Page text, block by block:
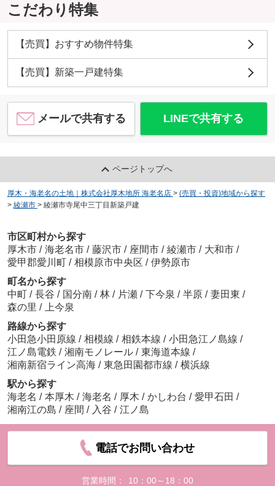
こだわり特集
【売買】おすすめ物件特集
【売買】新築一戸建特集
メールで共有する LINEで共有する
ページトップへ
厚木・海老名の土地｜株式会社厚木地所 海老名店 > (売買・投資)地域から探す
> 綾瀬市 > 綾瀬市寺尾中三丁目新築戸建
市区町村から探す
厚木市 / 海老名市 / 藤沢市 / 座間市 / 綾瀬市 / 大和市 /
愛甲郡愛川町 / 相模原市中央区 / 伊勢原市
町名から探す
中町 / 長谷 / 国分南 / 林 / 片瀬 / 下今泉 / 半原 / 妻田東 /
森の里 /
上今泉
路線から探す
小田急小田原線 / 相模線 / 相鉄本線 / 小田急江ノ島線 /
江ノ島電鉄 / 湘南モノレール / 東海道本線 /
湘南新宿ライン高海 / 東急田園都市線 / 横浜線
駅から探す
海老名 / 本厚木 / 海老名 / 厚木 / かしわ台 / 愛甲石田 /
湘南江の島 / 座間 / 入谷 / 江ノ島
電話でお問い合わせ
営業時間： 10：00～18：00